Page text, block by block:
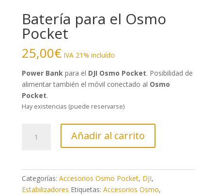
Batería para el Osmo
Pocket
25,00€ IVA 21% incluído
Power Bank para el DJI Osmo Pocket. Posibilidad de
alimentar también el móvil conectado al Osmo
Pocket.
Hay existencias (puede reservarse)
cantidad
Añadir al carrito
Categorías: Accesorios Osmo Pocket, DJI,
Estabilizadores Etiquetas: Accesorios Osmo,